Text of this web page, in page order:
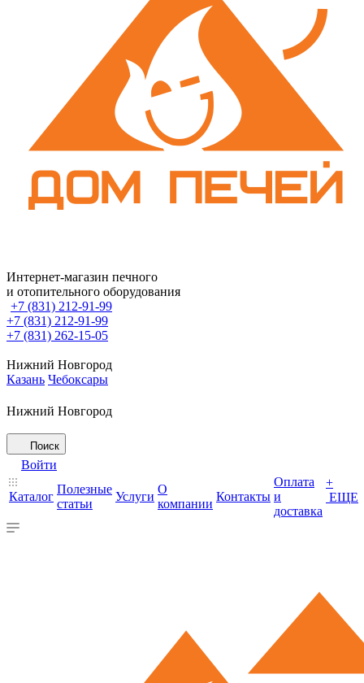
Интернет-магазин печного
и отопительного оборудования
+7 (831) 212-91-99
+7 (831) 212-91-99
+7 (831) 262-15-05
Нижний Новгород
Казань Чебоксары
Нижний Новгород
Поиск
Войти
Каталог
Полезные
статьи
Услуги
О
компании
Контакты
Оплата
и
доставка
+
ЕЩЕ